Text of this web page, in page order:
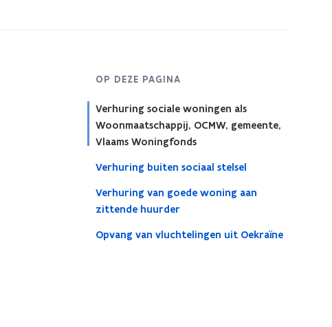
OP DEZE PAGINA
Verhuring sociale woningen als
Woonmaatschappij, OCMW, gemeente,
Vlaams Woningfonds
Verhuring buiten sociaal stelsel
Verhuring van goede woning aan
zittende huurder
Opvang van vluchtelingen uit Oekraïne